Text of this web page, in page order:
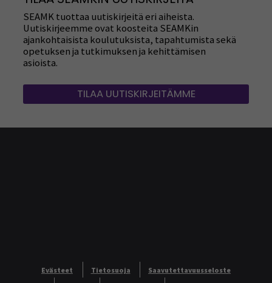
SEAMK tuottaa uutiskirjeitä eri aiheista.
Uutiskirjeemme ovat koosteita SEAMKin
ajankohtaisista koulutuksista, tapahtumista sekä
opetuksen ja tutkimuksen ja kehittämisen
asioista.
TILAA UUTISKIRJEITÄMME
Evästeet Tietosuoja
Saavutettavuusseloste